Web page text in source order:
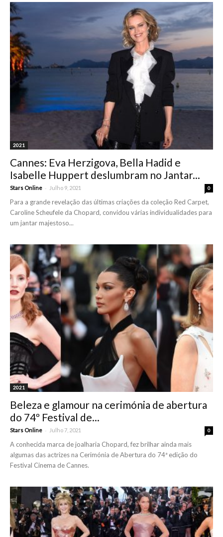
2021
Cannes: Eva Herzigova, Bella Hadid e
Isabelle Huppert deslumbram no Jantar...
Stars Online - Julho 9, 2021 0
Para a grande revelação das últimas criações da coleção Red Carpet,
Caroline Scheufele da Chopard, convidou várias individualidades para
um jantar majestoso...
2021
Beleza e glamour na cerimónia de abertura
do 74º Festival de...
Stars Online - Julho 7, 2021 0
A conhecida marca de joalharia Chopard, fez brilhar ainda mais
algumas das actrizes na Cerimónia de Abertura do 74ª edição do
Festival Cinema de Cannes.